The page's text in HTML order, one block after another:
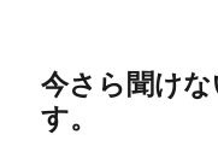
今さら聞け
す。